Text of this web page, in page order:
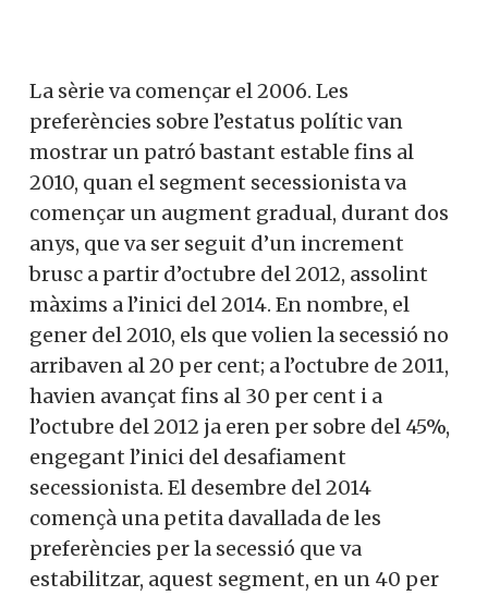
La sèrie va començar el 2006. Les
preferències sobre l’estatus polític van
mostrar un patró bastant estable fins al
2010, quan el segment secessionista va
començar un augment gradual, durant dos
anys, que va ser seguit d’un increment
brusc a partir d’octubre del 2012, assolint
màxims a l’inici del 2014. En nombre, el
gener del 2010, els que volien la secessió no
arribaven al 20 per cent; a l’octubre de 2011,
havien avançat fins al 30 per cent i a
l’octubre del 2012 ja eren per sobre del 45%,
engegant l’inici del desafiament
secessionista. El desembre del 2014
començà una petita davallada de les
preferències per la secessió que va
estabilitzar, aquest segment, en un 40 per